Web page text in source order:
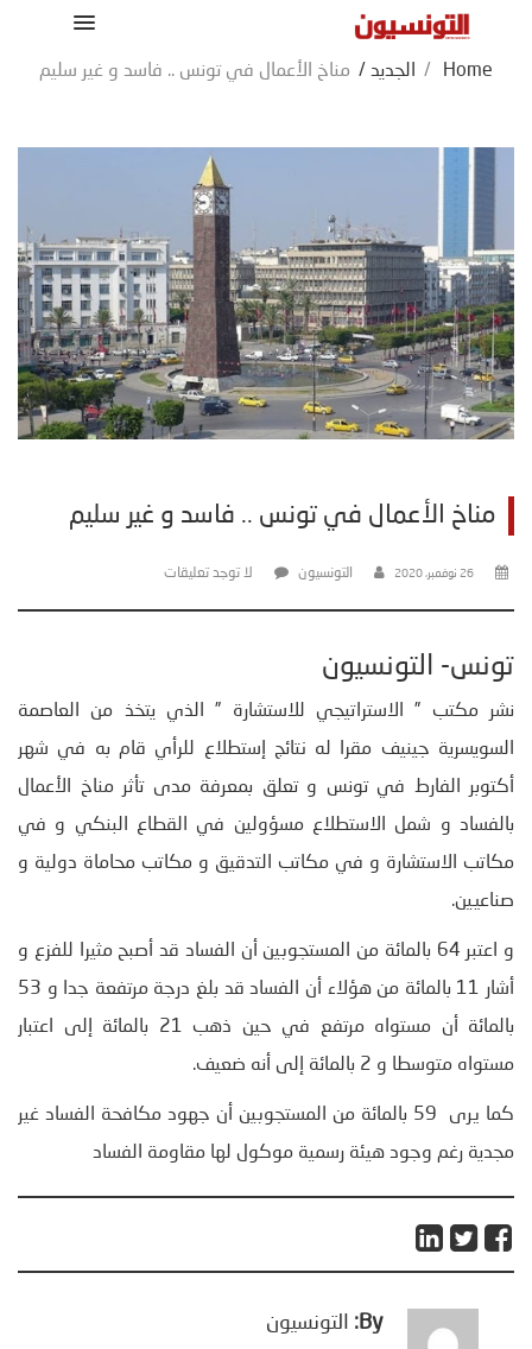
Home
/ الجديد / مناخ الأعمال في تونس .. فاسد و غير سليم
مناخ الأعمال في تونس .. فاسد و غير سليم
26 نوفمبر، 2020 التونسيون لا توجد تعليقات
تونس- التونسيون
نشر مكتب ” الاستراتيجي للاستشارة ” الذي يتخذ من العاصمة
السويسرية جينيف مقرا له نتائج إستطلاع للرأي قام به في شهر
أكتوبر الفارط في تونس و تعلق بمعرفة مدى تأثر مناخ الأعمال
بالفساد و شمل الاستطلاع مسؤولين في القطاع البنكي و في
مكاتب الاستشارة و في مكاتب التدقيق و مكاتب محاماة دولية و
صناعيين.
و اعتبر 64 بالمائة من المستجوبين أن الفساد قد أصبح مثيرا للفزع و
أشار 11 بالمائة من هؤلاء أن الفساد قد بلغ درجة مرتفعة جدا و 53
بالمائة أن مستواه مرتفع في حين ذهب 21 بالمائة إلى اعتبار
مستواه متوسطا و 2 بالمائة إلى أنه ضعيف.
كما يرى 59 بالمائة من المستجوبين أن جهود مكافحة الفساد غير
مجدية رغم وجود هيئة رسمية موكول لها مقاومة الفساد
By: التونسيون